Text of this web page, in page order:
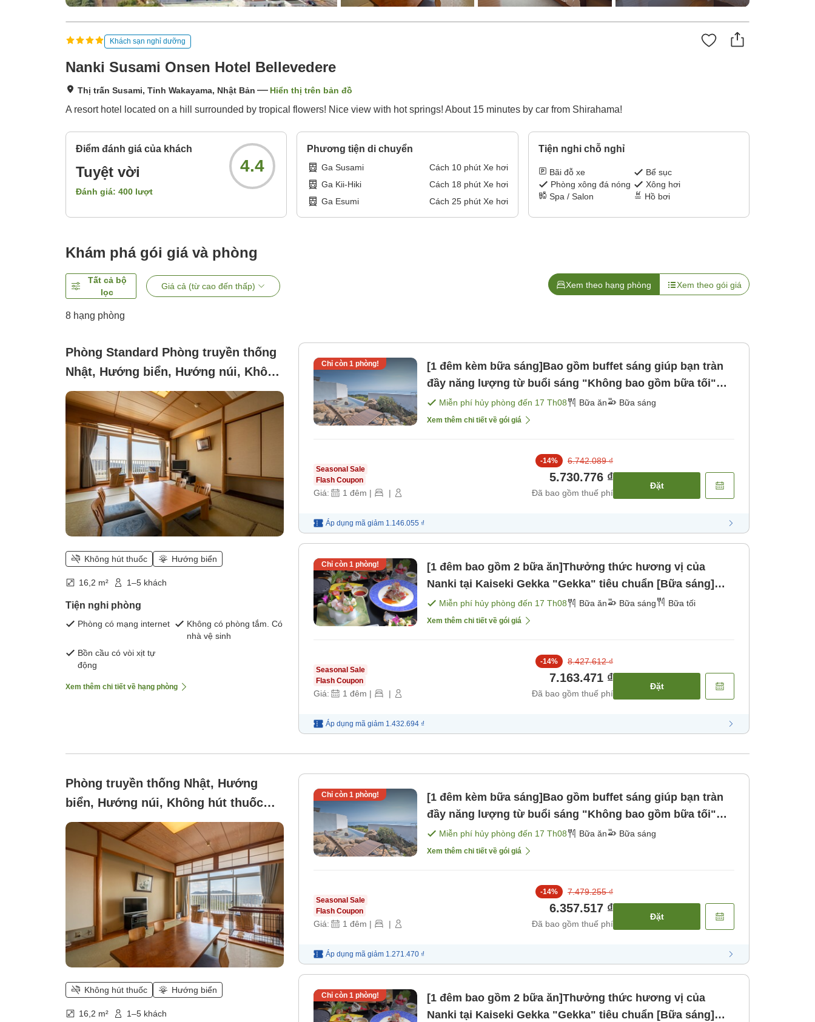
Khách sạn nghỉ dưỡng
Nanki Susami Onsen Hotel Bellevedere
Thị trấn Susami, Tỉnh Wakayama, Nhật Bản Hiển thị trên bản đồ
A resort hotel located on a hill surrounded by tropical flowers! Nice view with hot springs! About 15 minutes by car from Shirahama!
Điểm đánh giá của khách
Tuyệt vời
Đánh giá: 400 lượt
4.4
Phương tiện di chuyển
Ga Susami Cách 10phút Xe hơi
Ga Kii-Hiki
Cách 18 phút Xe hơi
Ga Esumi
Cách 25phút Xe hơi
Tiện nghi chỗ nghỉ
Bãi đỗ xe
Bể sục
Phòng xông đá nóng
Xông hơi
Spa / Salon
Hồ bơi
Khám phá gói giá và phòng
Tất cả bộ
lọc
Giá cả (từ cao đến thấp) Xem theo hạng phòng Xem theo gói giá
8 hạng phòng
Phòng Standard Phòng truyền thống
Nhật, Hướng biển, Hướng núi, Không
hút thuốc (10 tatami (with toilet) Pets
not allowed)
Không hút thuốc Hướng biển
16,2 m² 1–5 khách
Tiện nghi phòng
Phòng có mạng internet
Không có phòng tắm. Có
nhà vệ sinh
Bồn cầu có vòi xịt tự
động
Xem thêm chi tiết về hạng phòng
Chỉ còn 1phòng!
[1 đêm kèm bữa sáng]Bao gồm buffet sáng giúp bạn tràn
đầy năng lượng từ buổi sáng "Không bao gồm bữa tối"
[Bữa sáng]
Miễn phí hủy phòng đến 17 Th08 Bữa ăn Bữa sáng
Xem thêm chi tiết về gói giá
Seasonal Sale
Flash Coupon
Giá: 1 đêm | |
-14% 6.742.089 ₫
5.730.776 ₫
Đã bao gồm thuế phí
Đặt
Áp dụng mã giảm 1.146.055 ₫
Chỉ còn 1phòng!
[1 đêm bao gồm 2 bữa ăn]Thưởng thức hương vị của
Nanki tại Kaiseki Gekka "Gekka" tiêu chuẩn [Bữa sáng]
[Bữa tối]
Miễn phí hủy phòng đến 17 Th08 Bữa ăn Bữa sáng Bữa tối
Xem thêm chi tiết về gói giá
Seasonal Sale
Flash Coupon
Giá: 1 đêm | |
-14% 8.427.612 ₫
7.163.471 ₫
Đã bao gồm thuế phí
Đặt
Áp dụng mã giảm 1.432.694 ₫
Phòng truyền thống Nhật, Hướng
biển, Hướng núi, Không hút thuốc
(Accommodation with cages for pets)
Không hút thuốc Hướng biển
16,2 m² 1–5 khách
Chỉ còn 1phòng!
[1 đêm kèm bữa sáng]Bao gồm buffet sáng giúp bạn tràn
đầy năng lượng từ buổi sáng "Không bao gồm bữa tối"
[Bữa sáng]
Miễn phí hủy phòng đến 17 Th08 Bữa ăn Bữa sáng
Xem thêm chi tiết về gói giá
Seasonal Sale
Flash Coupon
Giá: 1 đêm | |
-14% 7.479.255 ₫
6.357.517 ₫
Đã bao gồm thuế phí
Đặt
Áp dụng mã giảm 1.271.470 ₫
Chỉ còn 1phòng!
[1 đêm bao gồm 2 bữa ăn]Thưởng thức hương vị của
Nanki tại Kaiseki Gekka "Gekka" tiêu chuẩn [Bữa sáng]